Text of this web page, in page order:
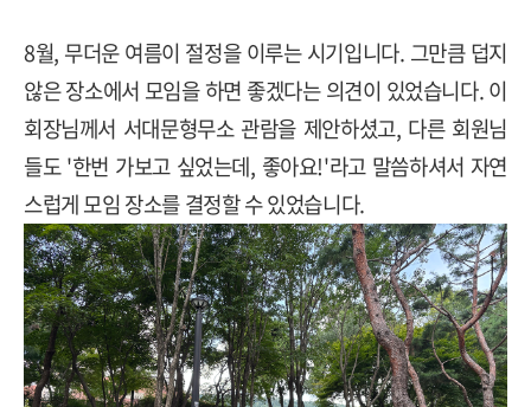
8월, 무더운 여름이 절정을 이루는 시기입니다. 그만큼 덥지
않은 장소에서 모임을 하면 좋겠다는 의견이 있었습니다. 이
회장님께서 서대문형무소 관람을 제안하셨고, 다른 회원님
들도 '한번 가보고 싶었는데, 좋아요!'라고 말씀하셔서 자연
스럽게 모임 장소를 결정할 수 있었습니다.